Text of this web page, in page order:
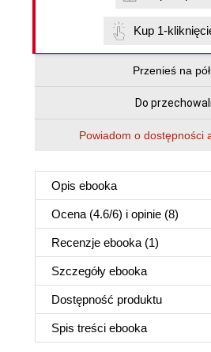
Kup 1-
Przenieś na
Do
Powiadom o dostępności
Opis ebooka
Ocena (4.6/6) i opinie (8)
Recenzje ebooka (1)
Szczegóły ebooka
Dostępność produktu
Spis treści ebooka